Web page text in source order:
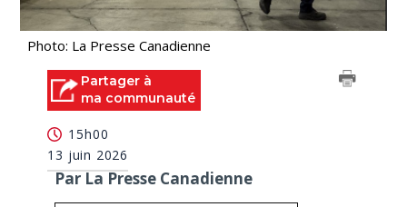
Photo: La Presse Canadienne
Partager à
ma communauté
15h00
13 juin 2026
Par La Presse Canadienne